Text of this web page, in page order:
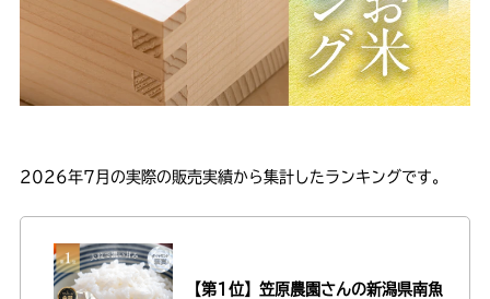
2026年7月の実際の販売実績から集計したランキングです。
【第1位】笠原農園さんの新潟県南魚